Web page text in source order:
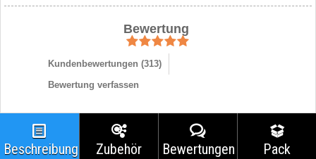
Bewertung
Kundenbewertungen (313)
Bewertung verfassen
Beschreibung Zubehör Bewertungen Pack